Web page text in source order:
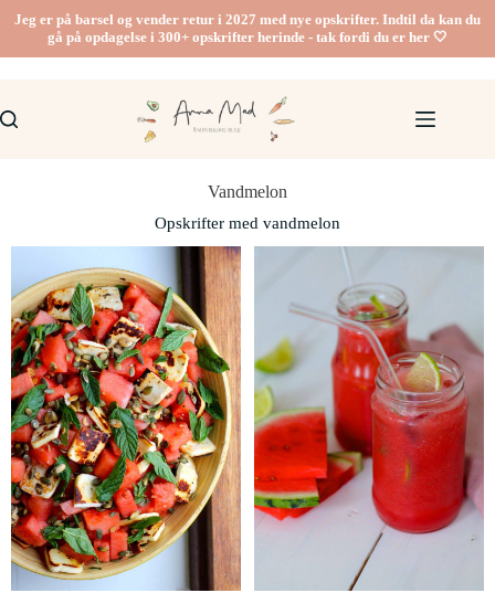
Jeg er på barsel og vender retur i 2027 med nye opskrifter. Indtil da kan du
gå på opdagelse i 300+ opskrifter herinde - tak fordi du er her 🤍
Vandmelon
Opskrifter med vandmelon